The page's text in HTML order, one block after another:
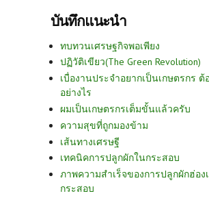
บันทึกแนะนำ
ทบทวนเศรษฐกิจพอเพียง
ปฏิวัติเขียว(The Green Revolution)
เบื่องานประจำอยากเป็นเกษตรกร ต้
อย่างไร
ผมเป็นเกษตรกรเต็มขั้นแล้วครับ
ความสุขที่ถูกมองข้าม
เส้นทางเศรษฐี
เทคนิคการปลูกผักในกระสอบ
ภาพความสำเร็จของการปลูกผักฮ่อง
กระสอบ